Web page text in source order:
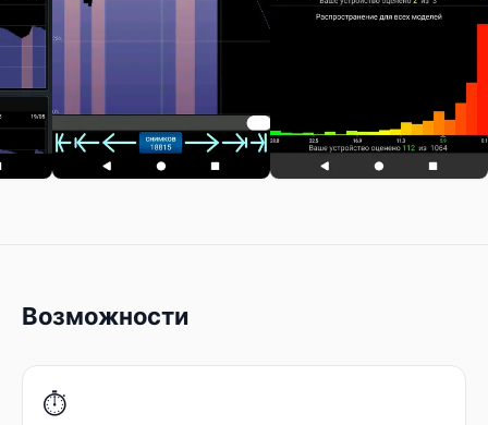
Возможности
⏱️